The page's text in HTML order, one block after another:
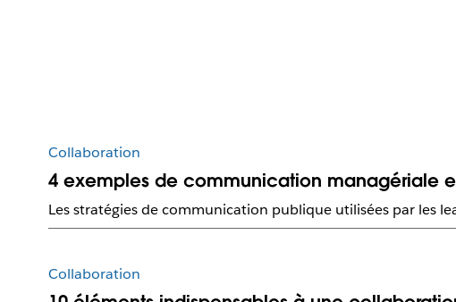
Collaboration
4 exemples de communication managériale
Les stratégies de communication publique utilisées par les
Collaboration